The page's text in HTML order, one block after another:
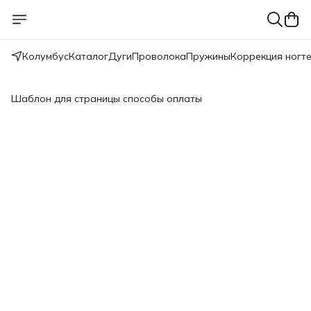
КолумбусКаталогДугиПроволокаПружиныКоррекция
Шаблон для страницы способы оплаты